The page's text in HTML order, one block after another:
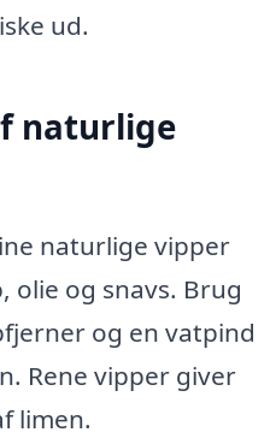
ud.
naturlige
naturlige vipper
og snavs. Brug
og en vatpind
Rene vipper giver
limen.